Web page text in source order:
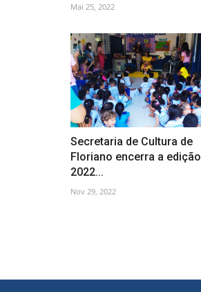
Mai 25, 2022
Secretaria de Cultura de
Floriano encerra a edição
2022...
Nov 29, 2022